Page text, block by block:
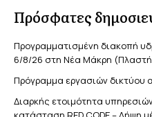
Πρόσφατες
Προγραμματισμένη διακοπή
6/8/26 στη Νέα Μάκρη
Πρόγραμμα εργασιών δικτύου
Διαρκής ετοιμότητα